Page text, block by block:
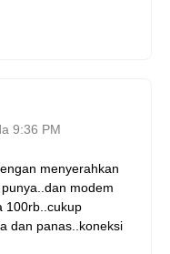
9:36 PM
menyerahkan
modem
100rb..cukup
dan panas..koneksi